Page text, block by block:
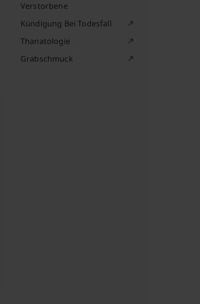
Verstorbene
Kündigung Bei Todesfall
Thanatologie
Grabschmuck